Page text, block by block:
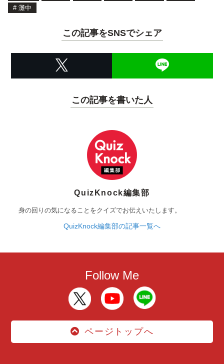
# 灘中
この記事をSNSでシェア
この記事を書いた人
QuizKnock編集部
身の回りの気になることをクイズでお伝えいたします。
QuizKnock編集部の記事一覧へ
Follow Me
ページトップへ